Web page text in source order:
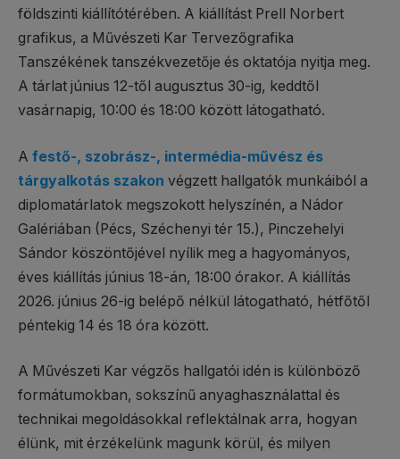
földszinti kiállítótérében. A kiállítást Prell Norbert
grafikus, a Művészeti Kar Tervezőgrafika
Tanszékének tanszékvezetője és oktatója nyitja meg.
A tárlat június 12-től augusztus 30-ig, keddtől
vasárnapig, 10:00 és 18:00 között látogatható.
A festő-, szobrász-, intermédia-művész és
tárgyalkotás szakon végzett hallgatók munkáiból a
diplomatárlatok megszokott helyszínén, a Nádor
Galériában (Pécs, Széchenyi tér 15.), Pinczehelyi
Sándor köszöntőjével nyílik meg a hagyományos,
éves kiállítás június 18-án, 18:00 órakor. A kiállítás
2026. június 26-ig belépő nélkül látogatható, hétfőtől
péntekig 14 és 18 óra között.
A Művészeti Kar végzős hallgatói idén is különböző
formátumokban, sokszínű anyaghasználattal és
technikai megoldásokkal reflektálnak arra, hogyan
élünk, mit érzékelünk magunk körül, és milyen